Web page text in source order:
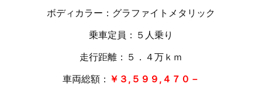
ボディカラー：グラファイトメタリック
乗車定員：５人乗り
走行距離：５．４万 ｋｍ
車両総額： ￥３,５９９,４７０－